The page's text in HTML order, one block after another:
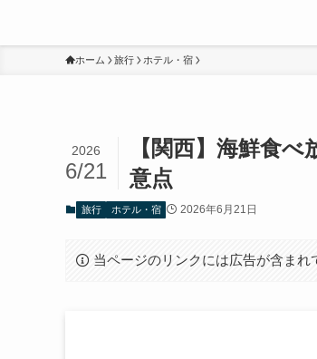
ホーム 旅行 ホテル・宿
【関西】海鮮食
意点
2026
6/21
旅行 ホテル・宿 2026年6月21日
当ページのリンクには広告が含まれ